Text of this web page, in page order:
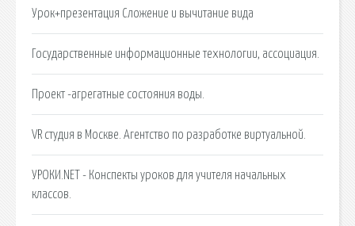
Урок+презентация Сложение и вычитание вида
Государственные информационные технологии, ассоциация.
Проект -агрегатные состояния воды.
VR студия в Москве. Агентство по разработке виртуальной.
УРОКИ.NET - Конспекты уроков для учителя начальных
классов.